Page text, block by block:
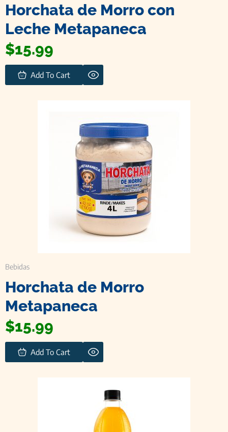
Horchata de Morro con
Leche Metapaneca
$15.99
Add To Cart
Bebidas
Horchata de Morro
Metapaneca
$15.99
Add To Cart